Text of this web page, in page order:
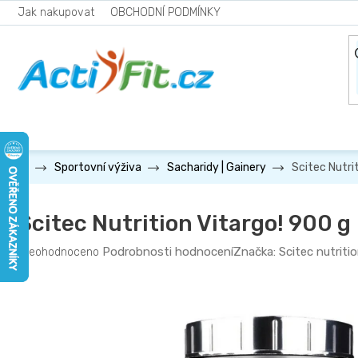
Přejít
na
Jak nakupovat OBCHODNÍ PODMÍNKY
Sportovní výživa Sacharidy | Gainery Scitec
Scitec Nutrition Vitargo! 900 g
Průměrné
hodnocení
produktu
Neohodnoceno Podrobnosti hodnoceníZnačka: Scitec